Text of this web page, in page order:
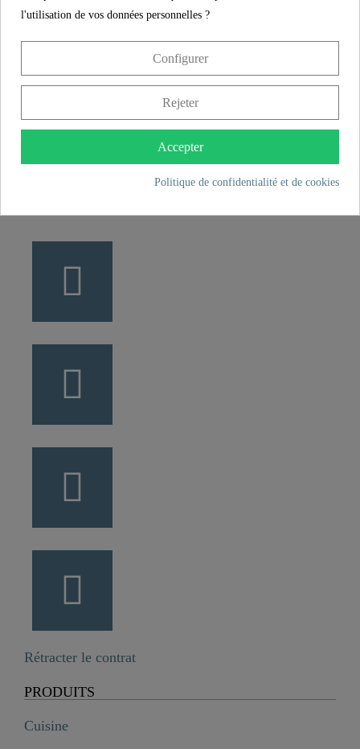
CONTACT
Franz Joseph Schütte GmbH
Hullerweg 1
+49 5407 8707 777
Rétracter le contrat
PRODUITS
Cuisine
l'utilisation de vos données personnelles ?
Configurer
Rejeter
Accepter
Politique de confidentialité et de cookies